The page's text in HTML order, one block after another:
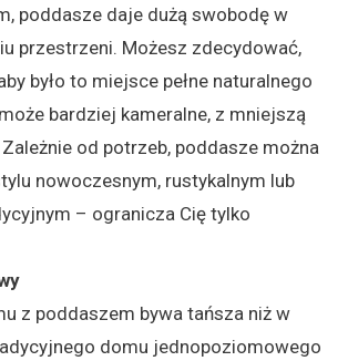
poddasze daje dużą swobodę w
przestrzeni. Możesz zdecydować,
było to miejsce pełne naturalnego
bardziej kameralne, z mniejszą
od potrzeb, poddasze można
nowoczesnym, rustykalnym lub
– ogranicza Cię tylko
z poddaszem bywa tańsza niż w
domu jednopoziomowego